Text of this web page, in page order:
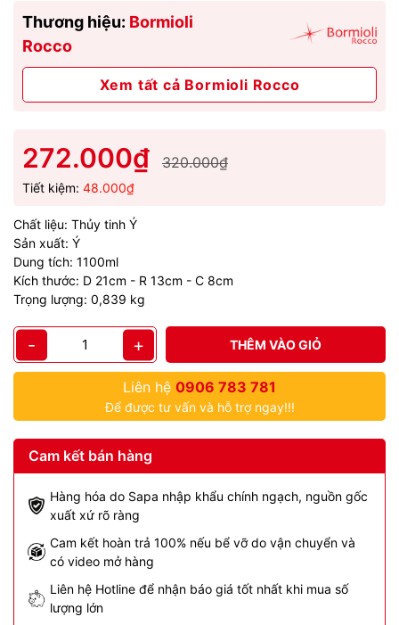
Thương hiệu: Bormioli
Rocco
Xem tất cả Bormioli Rocco
272.000₫ 320.000₫
Tiết kiệm: 48.000₫
Chất liệu: Thủy tinh Ý
Sản xuất: Ý
Dung tích: 1100ml
Kích thước: D 21cm - R 13cm - C 8cm
Trọng lượng: 0,839 kg
- + THÊM VÀO GIỎ
Liên hệ 0906 783 781
Để được tư vấn và hỗ trợ ngay!!!
Cam kết bán hàng
Hàng hóa do Sapa nhập khẩu chính ngạch, nguồn gốc
xuất xứ rõ ràng
Cam kết hoàn trả 100% nếu bể vỡ do vận chuyển và
có video mở hàng
Liên hệ Hotline để nhận báo giá tốt nhất khi mua số
lượng lớn